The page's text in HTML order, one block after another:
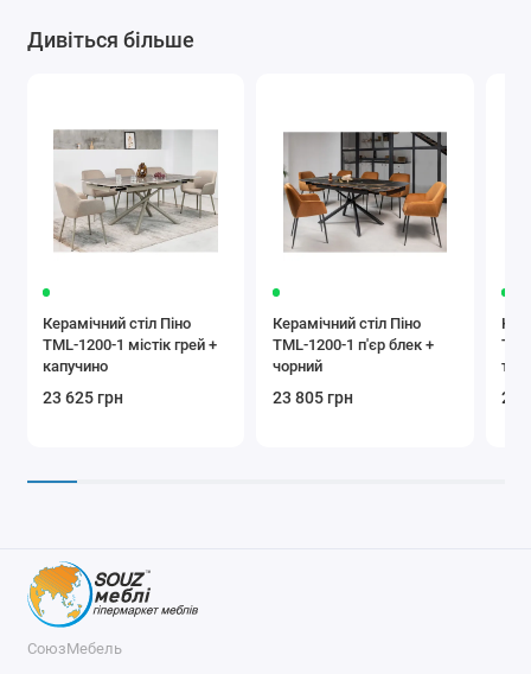
Дивіться більше
Керамічний стіл Піно
TML-1200-1 містік грей +
капучино
23 625 грн
Керамічний стіл Піно
TML-1200-1 п'єр блек +
чорний
23 805 грн 22
СоюзМебель